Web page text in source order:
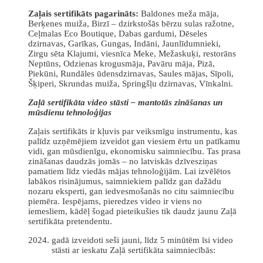
Zaļais sertifikāts pagarināts: Baldones meža māja,
Berķenes muiža, Birzī – dzirkstošās bērzu sulas ražotne,
Ceļmalas Eco Boutique, Dabas gardumi, Dēseles
dzirnavas, Garīkas, Gungas, Indāni, Jaunlīdumnieki,
Zirgu sēta Klajumi, viesnīca Meke, Mežaskuķi, restorāns
Neptūns, Odzienas krogusmāja, Pavāru māja, Pizā,
Piekūni, Rundāles ūdensdzirnavas, Saules mājas, Sīpoli,
Šķiperi, Skrundas muiža, Springšļu dzirnavas, Vīnkalni.
Zaļā sertifikāta video stāsti – mantotās zināšanas un
mūsdienu tehnoloģijas
Zaļais sertifikāts ir kļuvis par veiksmīgu instrumentu, kas
palīdz uzņēmējiem izveidot gan viesiem ērtu un patīkamu
vidi, gan mūsdienīgu, ekonomisku saimniecību. Tas prasa
zināšanas daudzās jomās – no latviskās dzīvesziņas
pamatiem līdz viedās mājas tehnoloģijām. Lai izvēlētos
labākos risinājumus, saimniekiem palīdz gan dažādu
nozaru eksperti, gan iedvesmošanās no citu saimniecību
piemēra. Iespējams, pieredzes video ir viens no
iemesliem, kādēļ šogad pieteikušies tik daudz jaunu Zaļā
sertifikāta pretendentu.
gadā izveidoti seši jauni, līdz 5 minūtēm īsi video
stāsti ar ieskatu Zaļā sertifikāta saimniecībās: